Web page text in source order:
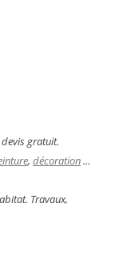
gratuit.
, décoration...
Travaux,